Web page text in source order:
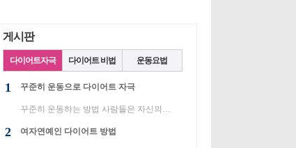
게시판
다이어트자극 다이어트 비법 운동요법
1 꾸준히 운동으로 다이어트 자극
꾸준히 운동하는 방법 사람들은 자신의 목적과 이유에서 스포츠를 합니다. 건강을 위해 운동하는 사람도 있...
2 여자연예인 다이어트 방법